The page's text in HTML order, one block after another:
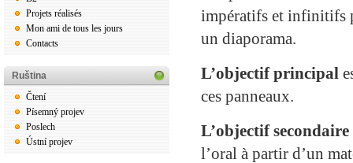
Projets réalisés
Mon ami de tous les jours
Contacts
Ruština
Čtení
Písemný projev
Poslech
Ústní projev
impératifs et infinitifs
un diaporama.
L’objectif principal
ces panneaux.
L’objectif secondaire
l’oral à partir d’un